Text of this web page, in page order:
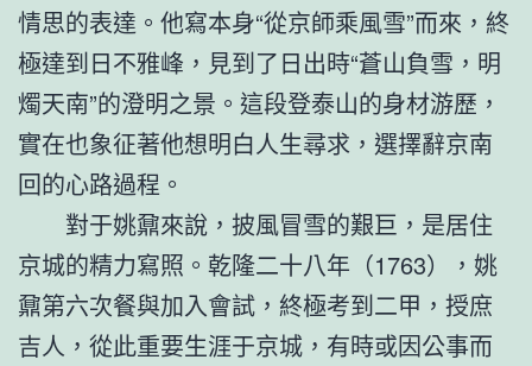
情思的表達。他寫本身“從京師乘風雪”而來，終
極達到日不雅峰，見到了日出時“蒼山負雪，明
燭天南”的澄明之景。這段登泰山的身材游歷，
實在也象征著他想明白人生尋求，選擇辭京南
回的心路過程。
對于姚鼐來說，披風冒雪的艱巨，是居住
京城的精力寫照。乾隆二十八年（1763），姚
鼐第六次餐與加入會試，終極考到二甲，授庶
吉人，從此重要生涯于京城，有時或因公事而